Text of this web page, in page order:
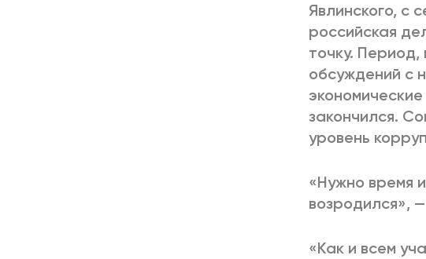
Явлинского, с
российская
точку. Период,
обсуждений с
закончился.
уровень
«Нужно время
возродился»,
«Как и всем